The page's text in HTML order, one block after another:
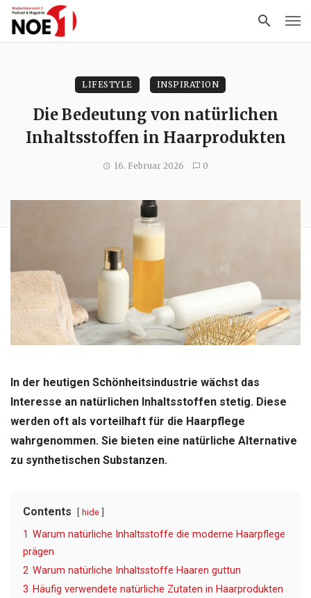
LIFESTYLE INSPIRATION
Die Bedeutung von natürlichen
Inhaltsstoffen in Haarprodukten
16. Februar 2026 0
In der heutigen Schönheitsindustrie wächst das
Interesse an natürlichen Inhaltsstoffen stetig. Diese
werden oft als vorteilhaft für die Haarpflege
wahrgenommen. Sie bieten eine natürliche Alternative
zu synthetischen Substanzen.
Contents hide
1 Warum natürliche Inhaltsstoffe die moderne Haarpflege
prägen
2 Warum natürliche Inhaltsstoffe Haaren guttun
3 Häufig verwendete natürliche Zutaten in Haarprodukten